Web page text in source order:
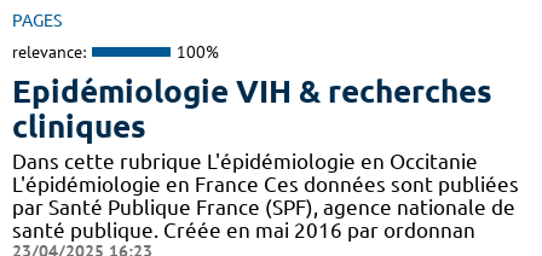
PAGES
relevance: 100%
Epidémiologie VIH & recherches
cliniques
Dans cette rubrique L'épidémiologie en Occitanie
L'épidémiologie en France Ces données sont publiées
par Santé Publique France (SPF), agence nationale de
santé publique. Créée en mai 2016 par ordonnan
23/04/2025 16:23